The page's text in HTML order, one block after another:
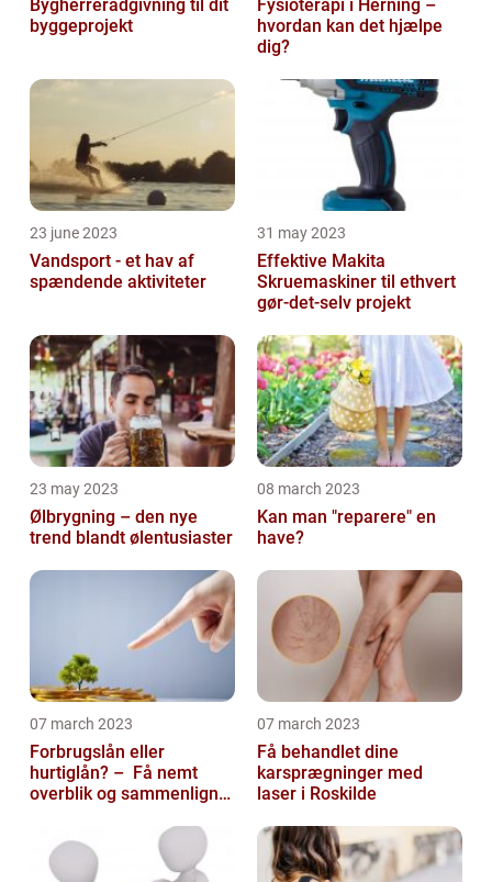
Bygherrerådgivning til dit
byggeprojekt
Fysioterapi i Herning –
hvordan kan det hjælpe
dig?
23 june 2023
Vandsport - et hav af
spændende aktiviteter
31 may 2023
Effektive Makita
Skruemaskiner til ethvert
gør-det-selv projekt
23 may 2023
Ølbrygning – den nye
trend blandt ølentusiaster
08 march 2023
Kan man "reparere" en
have?
07 march 2023
Forbrugslån eller
hurtiglån? – Få nemt
overblik og sammenlign
07 march 2023
Få behandlet dine
karsprægninger med
laser i Roskilde